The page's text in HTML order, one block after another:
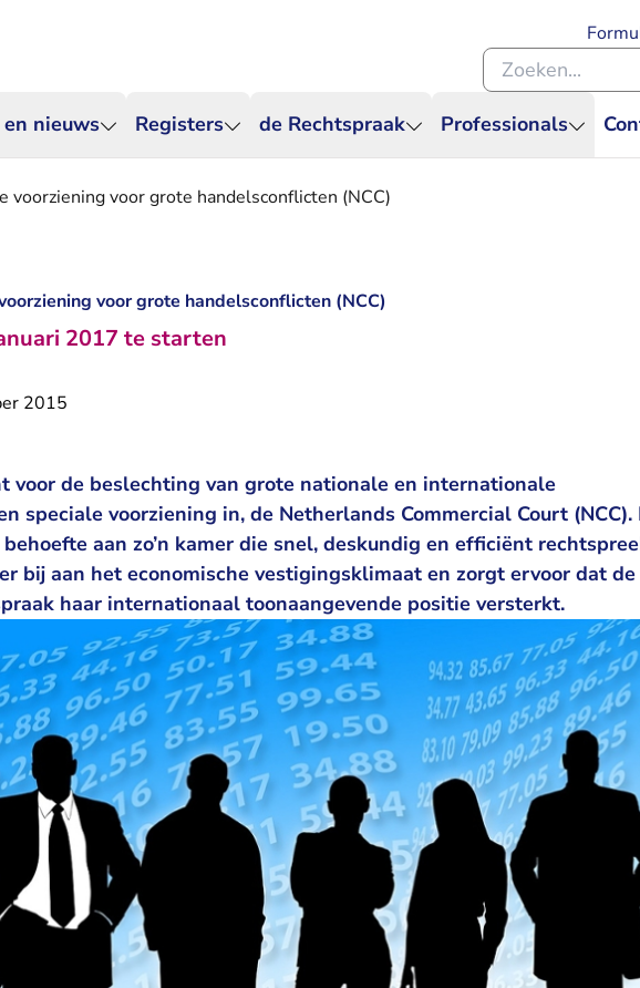
nieuws Registers de Rechtspraak Professionals
Zoeken binnen de
voorziening voor grote handelsconflicten (NCC)
voor grote handelsconflicten (NCC)
2017 te starten
2015
voor de beslechting van grote nationale en internationale
speciale voorziening in, de Netherlands Commercial Court (NCC).
aan zo’n kamer die snel, deskundig en efficiënt
bij aan het economische vestigingsklimaat en zorgt ervoor dat de
haar internationaal toonaangevende positie versterkt.